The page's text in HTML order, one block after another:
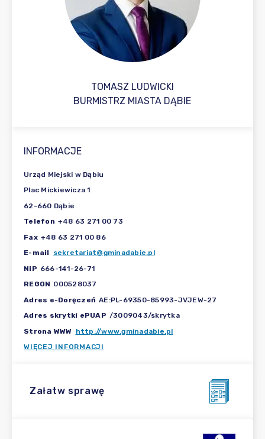
TOMASZ LUDWICKI
BURMISTRZ MIASTA DĄBIE
INFORMACJE
Urząd Miejski w Dąbiu
Plac Mickiewicza 1
62-660 Dąbie
Telefon +48 63 271 00 73
Fax +48 63 271 00 86
E-mail
sekretariat@gminadabie.pl
NIP 666-141-26-71
REGON 000528037
Adres e-Doręczeń AE:PL-69350-85993-JVJEW-27
Adres skrytki ePUAP /3009043/skrytka
Strona WWW http://www.gminadabie.pl
WIĘCEJ INFORMACJI
Załatw sprawę